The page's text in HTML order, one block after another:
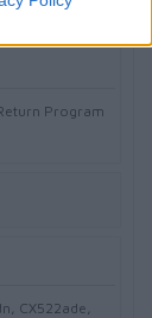
Program
CX522ade,